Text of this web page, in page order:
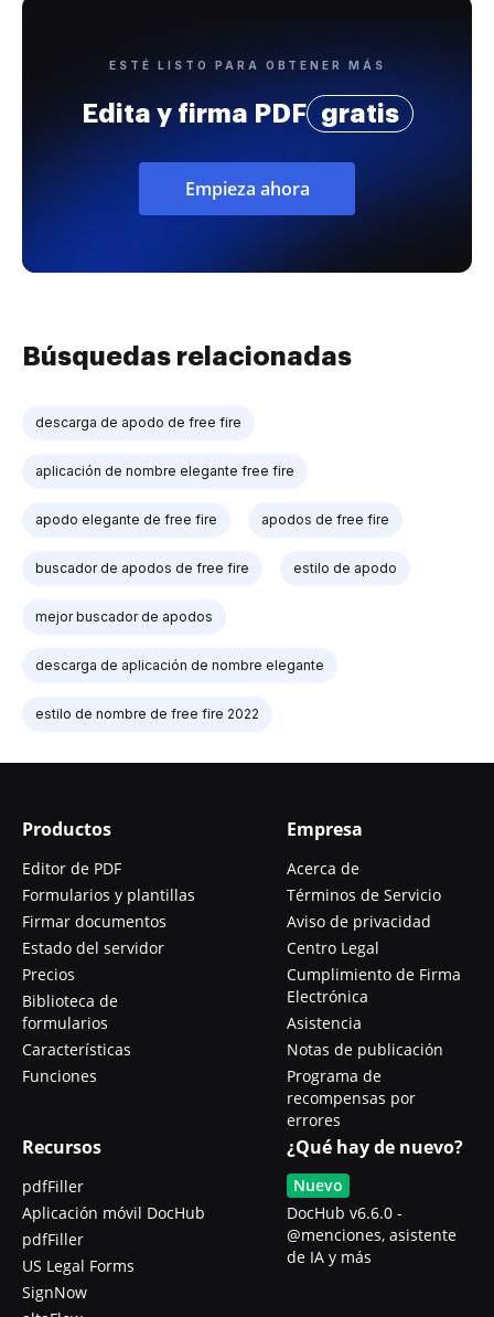
ESTÉ LISTO PARA OBTENER MÁS
Edita y firma PDF gratis
Empieza ahora
Búsquedas relacionadas
descarga de apodo de free fire
aplicación de nombre elegante free fire
apodo elegante de free fire apodos de free fire
buscador de apodos de free fire estilo de apodo
mejor buscador de apodos
descarga de aplicación de nombre elegante
estilo de nombre de free fire 2022
Productos
Editor de PDF
Formularios y plantillas
Firmar documentos
Estado del servidor
Precios
Biblioteca de
formularios
Características
Funciones
Empresa
Acerca de
Términos de Servicio
Aviso de privacidad
Centro Legal
Cumplimiento de Firma
Electrónica
Asistencia
Notas de publicación
Programa de
recompensas por
errores
Recursos
pdfFiller
Aplicación móvil DocHub
pdfFiller
US Legal Forms
SignNow
¿Qué hay de nuevo?
Nuevo
DocHub v6.6.0 -
@menciones, asistente
de IA y más